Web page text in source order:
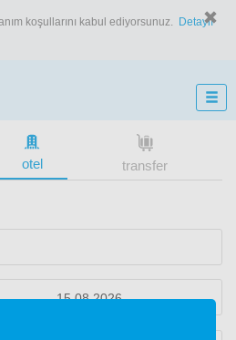
koşullarını kabul ediyorsunuz.
Detaylı
otel transfer